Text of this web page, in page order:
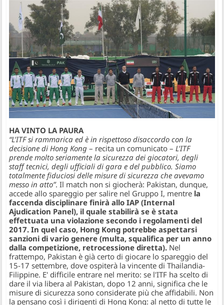
HA VINTO LA PAURA
“L'ITF si rammarica ed è in rispettoso disaccordo con la
decisione di Hong Kong – recita un comunicato – L'ITF
prende molto seriamente la sicurezza dei giocatori, degli
staff tecnici, degli ufficiali di gara e del pubblico. Siamo
totalmente fiduciosi delle misure di sicurezza che avevamo
messo in atto”. Il match non si giocherà: Pakistan, dunque,
accede allo spareggio per salire nel Gruppo I, mentre la
faccenda disciplinare finirà allo IAP (Internal
Ajudication Panel), il quale stabilirà se è stata
effettuata una violazione secondo i regolamenti del
2017. In quel caso, Hong Kong potrebbe aspettarsi
sanzioni di vario genere (multa, squalifica per un anno
dalla competizione, retrocessione diretta). Nel
frattempo, Pakistan è già certo di giocare lo spareggio del
15-17 settembre, dove ospiterà la vincente di Thailandia-
Filippine. E' difficile entrare nel merito: se l'ITF ha scelto di
dare il via libera al Pakistan, dopo 12 anni, significa che le
misure di sicurezza sono considerate più che affidabili. Non
la pensano così i dirigenti di Hong Kong: al netto di tutte le